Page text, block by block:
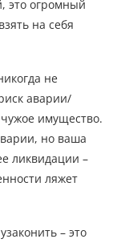
это огромный
на себя
не
аварии/
чужое имущество.
но ваша
ликвидации –
ляжет
– это